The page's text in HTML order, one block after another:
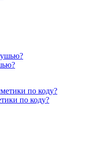
по коду?